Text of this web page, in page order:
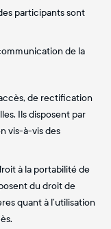
participants sont
de la
de rectification
Ils disposent par
vis-à-vis des
à la portabilité de
du droit de
quant à l’utilisation